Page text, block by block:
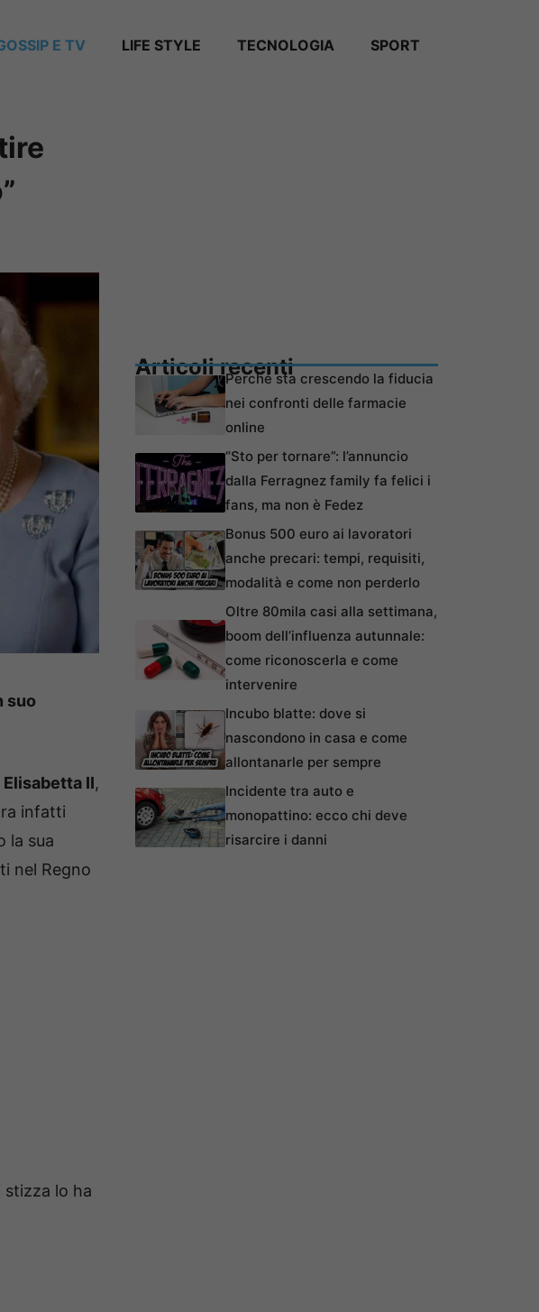
E TV LIFE STYLE TECNOLOGIA SPORT
suo
II,
infatti
la sua
nel Regno
stizza lo ha
Articoli recentiPerché sta crescendo la fiducia
nei confronti delle farmacie
online
“Sto per tornare”: l’annuncio
dalla Ferragnez family fa felici i
fans, ma non è Fedez
Bonus 500 euro ai lavoratori
anche precari: tempi, requisiti,
modalità e come non perderlo
Oltre 80mila casi alla settimana,
boom dell’influenza autunnale:
come riconoscerla e come
intervenire
Incubo blatte: dove si
nascondono in casa e come
allontanarle per sempre
Incidente tra auto e
monopattino: ecco chi deve
risarcire i danni